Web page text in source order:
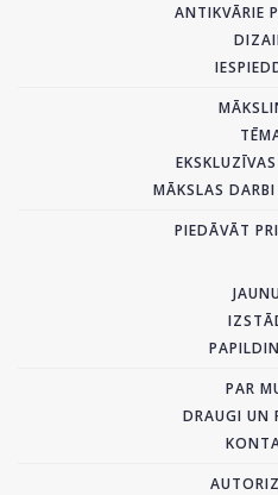
ANTIKVĀRIE
MĀKSLAS
PIEDĀVĀT
PAR
DRAUGI UN